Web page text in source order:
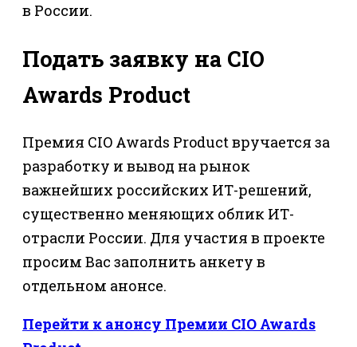
в России.
Подать заявку на CIO
Awards Product
Премия CIO Awards Product вручается за
разработку и вывод на рынок
важнейших российских ИТ-решений,
существенно меняющих облик ИТ-
отрасли России. Для участия в проекте
просим Вас заполнить анкету в
отдельном анонсе.
Перейти к анонсу Премии CIO Awards